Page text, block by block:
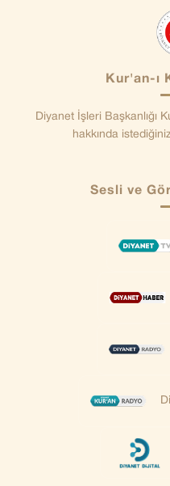
Kur'an-ı
Diyanet İşleri Başkanlığı
hakkında
Sesli ve